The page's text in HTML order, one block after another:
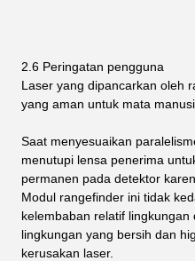
2.6 Peringatan pengguna
Laser yang dipancarkan oleh
yang aman untuk mata
Saat menyesuaikan
menutupi lensa penerima
permanen pada detektor
Modul rangefinder ini tidak
kelembaban relatif
lingkungan yang bersih dan
kerusakan laser.